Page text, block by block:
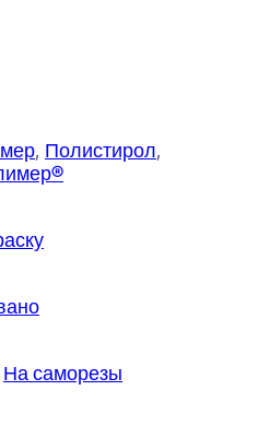
, Полистирол,
На саморезы